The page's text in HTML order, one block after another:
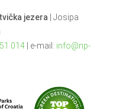
jezera| Josipa
014| e-mail: info@np-